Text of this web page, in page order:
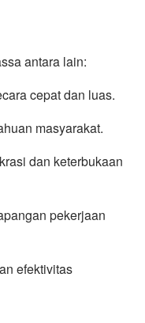
antara lain:
cepat dan luas.
masyarakat.
dan keterbukaan
pekerjaan
efektivitas